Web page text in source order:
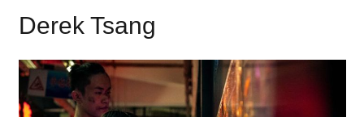
Derek Tsang